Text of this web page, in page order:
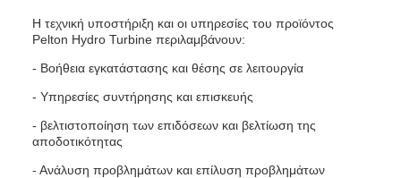
Η τεχνική υποστήριξη και οι υπηρεσίες του προϊόντος
Pelton Hydro Turbine περιλαμβάνουν:
- Βοήθεια εγκατάστασης και θέσης σε λειτουργία
- Υπηρεσίες συντήρησης και επισκευής
- βελτιστοποίηση των επιδόσεων και βελτίωση της
αποδοτικότητας
- Ανάλυση προβλημάτων και επίλυση προβλημάτων